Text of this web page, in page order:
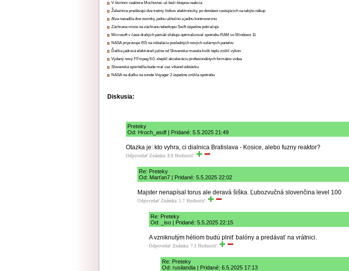
V štvrtom reaktore Mochoviec už beží štiepna reakcia
Železnice predávajú dve tretiny lístkov elektronicky, po donútení cestujúcich na takýto nákup
Alza nasadila dve novinky, jednu užitočnú a jednu kontroverznú
Záchrana misie na záchranu teleskopu Swift úspešne pokračuje
Microsoft v čase drahých pamätí sľubuje optimalizovať spotrebu RAM vo Windows 11
NASA pripravuje ISS na inštaláciu posledných nových solárnych panelov
Ďalšia jadrová elektráreň južne od Slovenska musela kvôli teplu znížiť výkon
Vydaný nový FFmpeg 9.0, zlepšil akceleráciu profesionálnych formátov videa
Slovenská sporiteľňa bude mať cez víkend odstávku
NASA na diaľku na sonde Voyager 2 úspešne znížila spotrebu
Diskusia:
Preteky
Od: Hroch_asdf | Pridané: 5.5.2025 21:49
Otazka je: kto vyhra, ci dialnica Bratislava - Kosice, alebo fuzny reaktor?
Odpovedať Známka: 8.8 Hodnotiť:
Re: Preteky
Od: Marťan7 | Pridané: 5.5.2025 22:02
Majster nenapísal torus ale deravá šiška. Ľubozvučná slovenčina level 100
Odpovedať Známka: 5.7 Hodnotiť:
Re: Preteky
Od: _iso | Pridané: 5.5.2025 22:15
A vzniknutým héliom budú plniť balóny a predávať na vrátnici.
Odpovedať Známka: 7.1 Hodnotiť:
Re: Preteky
Od: rusilandia | Pridané: 6.5.2025 17:13